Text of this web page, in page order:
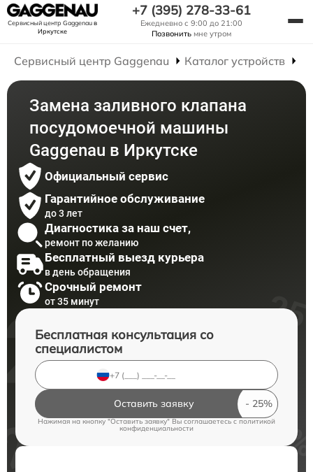
Сервисный центр Gaggenauв
Иркутске
+7 (395) 278-33-61
Ежедневно с 9:00 до 21:00
Позвонить мне утром
Сервисный центр Gaggenau Каталог устройств
Замена заливного клапана
посудомоечной машины
Gaggenau в Иркутске
Официальный сервис
Гарантийное обслуживание
до 3 лет
Диагностика за наш счет,
ремонт по желанию
Бесплатный выезд курьера
в день обращения
Срочный ремонт
от 35 минут
Бесплатная консультация со
специалистом
Оставить заявку
Нажимая на кнопку "Оставить заявку" Вы соглашаетесь cполитикой
конфиденциальности